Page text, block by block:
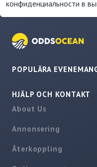
конфиденциальности в
POPULÄRA
HJÄLP OCH KONTAKT
About Us
Annonsering
Återkoppling